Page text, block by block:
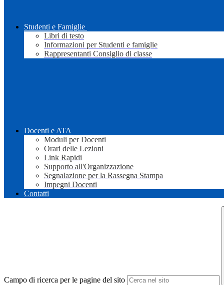
Studenti e Famiglie
Libri di testo
Informazioni per Studenti e famiglie
Rappresentanti Consiglio di classe
Docenti e ATA
Moduli per Docenti
Orari delle Lezioni
Link Rapidi
Supporto all'Organizzazione
Segnalazione per la Rassegna Stampa
Impegni Docenti
Contatti
Campo di ricerca per le pagine del sito